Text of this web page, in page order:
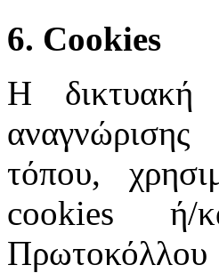
6. Cookies
Η δικτυακή
τόπου,
cookies ή/
Πρωτοκόλλου